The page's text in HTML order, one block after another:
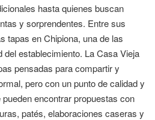
hasta quienes buscan
y sorprendentes. Entre sus
tapas en Chipiona, una de las
del establecimiento. La Casa Vieja
pensadas para compartir y
pero con un punto de calidad y
encontrar propuestas con
patés, elaboraciones caseras y